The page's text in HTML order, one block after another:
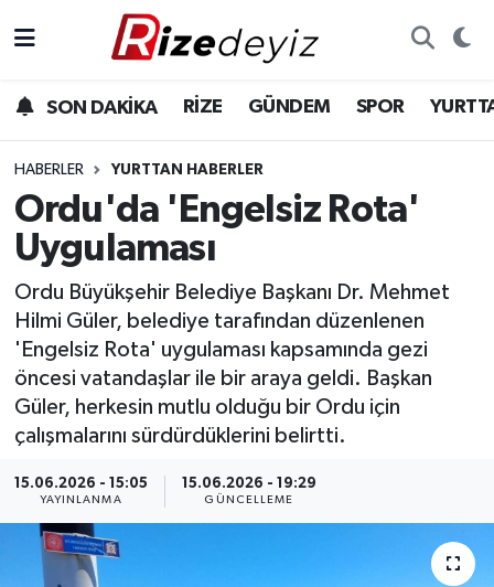
SON DAKİKA RİZE GÜNDEM SPOR
HABERLER YURTTAN HABERLER
Ordu'da 'Engelsiz Rota'
Uygulaması
Ordu Büyükşehir Belediye Başkanı Dr. Mehmet
Hilmi Güler, belediye tarafından düzenlenen
'Engelsiz Rota' uygulaması kapsamında gezi
öncesi vatandaşlar ile bir araya geldi. Başkan
Güler, herkesin mutlu olduğu bir Ordu için
çalışmalarını sürdürdüklerini belirtti.
15.06.2026 - 15:05
YAYINLANMA
15.06.2026 - 19:29
GÜNCELLEME
Gündem
Yurttan Haberler
Ekonomi
Teknoloji
Rize Hava Durumu
Rize Trafik Yoğunluk Haritası
Süper Lig Puan Durumu ve Fikstür
Tüm Manşetler
Son Dakika Haberleri
Haber Arşivi